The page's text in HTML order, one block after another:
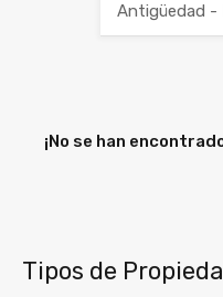
Antigüedad -
¡No se han
Tipos de